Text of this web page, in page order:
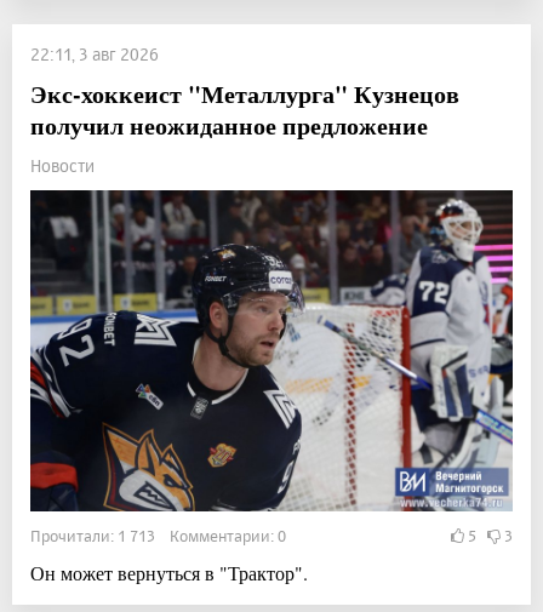
22:11, 3 авг 2026
Экс-хоккеист "Металлурга" Кузнецов
получил неожиданное предложение
Новости
Прочитали: 1 713 Комментарии: 0 5 3
Он может вернуться в "Трактор".